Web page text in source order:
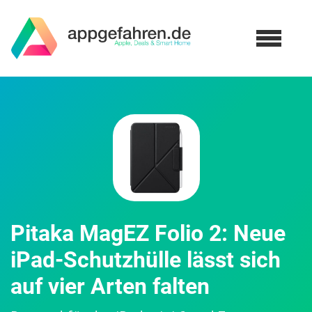
Pitaka MagEZ Folio 2: Neue
iPad-Schutzhülle lässt sich
auf vier Arten falten